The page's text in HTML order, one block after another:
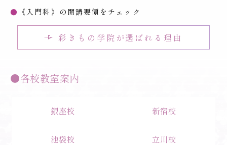
● 《入門科》の開講要領をチェック
彩きもの学院が選ばれる理由
●各校教室案内
銀座校 新宿校
池袋校 立川校